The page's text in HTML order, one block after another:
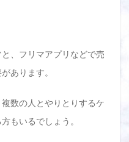
、フリマアプリなどで売
あります。
数の人とやりとりするケ
もいるでしょう。